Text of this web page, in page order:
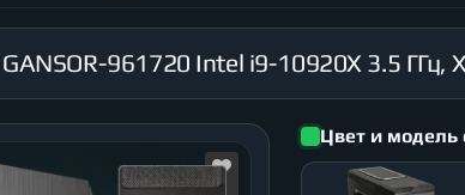
Цвет и модель